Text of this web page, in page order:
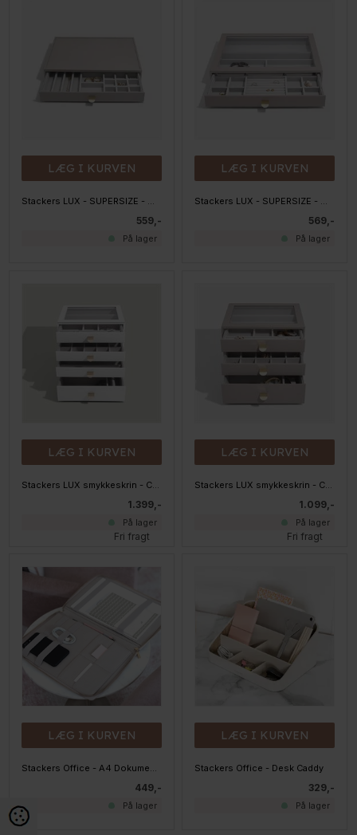
LÆG I KURVEN
Stackers LUX - SUPERSIZE - Mystacker LUX - All in one, Taupe
559,-
På lager
LÆG I KURVEN
Stackers LUX - SUPERSIZE - Mystacker LUX - TOP med låg, Taupe
569,-
På lager
LÆG I KURVEN
1.399,-
På lager
Fri fragt
LÆG I KURVEN
1.099,-
På lager
Fri fragt
LÆG I KURVEN
Stackers Office - A4 Dokument Folder, Taupe
449,-
På lager
LÆG I KURVEN
Stackers Office - Desk Caddy
329,-
På lager